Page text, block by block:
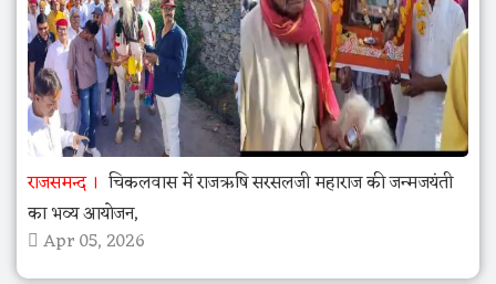
राजसमन्द
चिकलवास में राजऋषि सरसलजी महाराज की जन्मजयंती
का भव्य आयोजन,
Apr 05, 2026